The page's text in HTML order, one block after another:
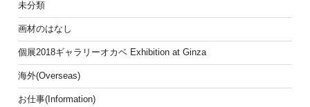
未分類
画材のはなし
個展2018ギャラリーオカベ Exhibition at Ginza
海外(Overseas)
お仕事(Information)